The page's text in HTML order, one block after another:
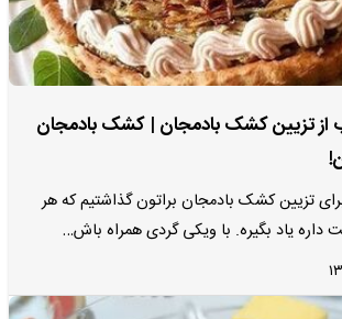
تزیین کشک بادمجان | کشک بادمجان
تزیین کشک بادمجان براتون گذاشتیم که هر
داره یاد بگیره. با ویکی گردی همراه باش…